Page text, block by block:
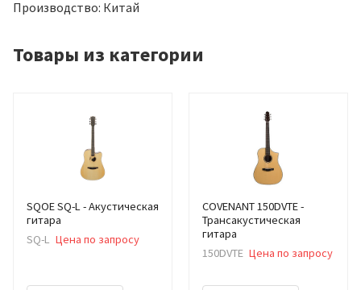
Производство: Китай
Товары из категории
SQOE SQ-L - Акустическая
гитара
SQ-L Цена по запросу
COVENANT 150DVTE -
Трансакустическая
гитара
150DVTE Цена по запросу